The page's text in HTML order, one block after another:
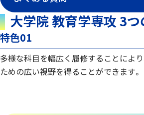
大学院 教育学専攻 3
特色01
多様な科目を幅広く履修することにより
ための広い視野を得ることができます。